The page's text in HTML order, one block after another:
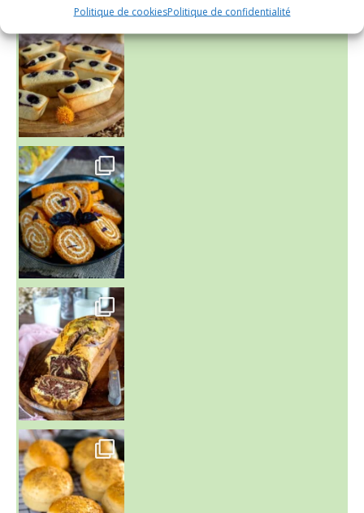
Politique de cookiesPolitique de confidentialité
~ BUNS MAISON ~
Un peu de boulange par ici au